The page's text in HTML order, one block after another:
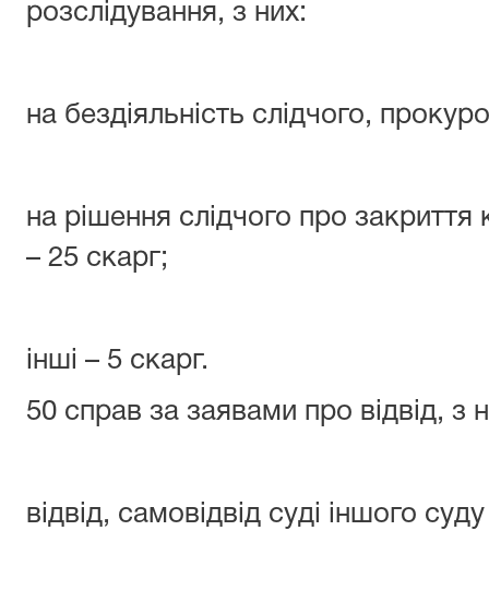
розслідування, з них:
на бездіяльність слідчого,
на рішення слідчого про
– 25 скарг;
інші – 5 скарг.
50 справ за заявами про відвід, з
відвід, самовідвід суді іншого